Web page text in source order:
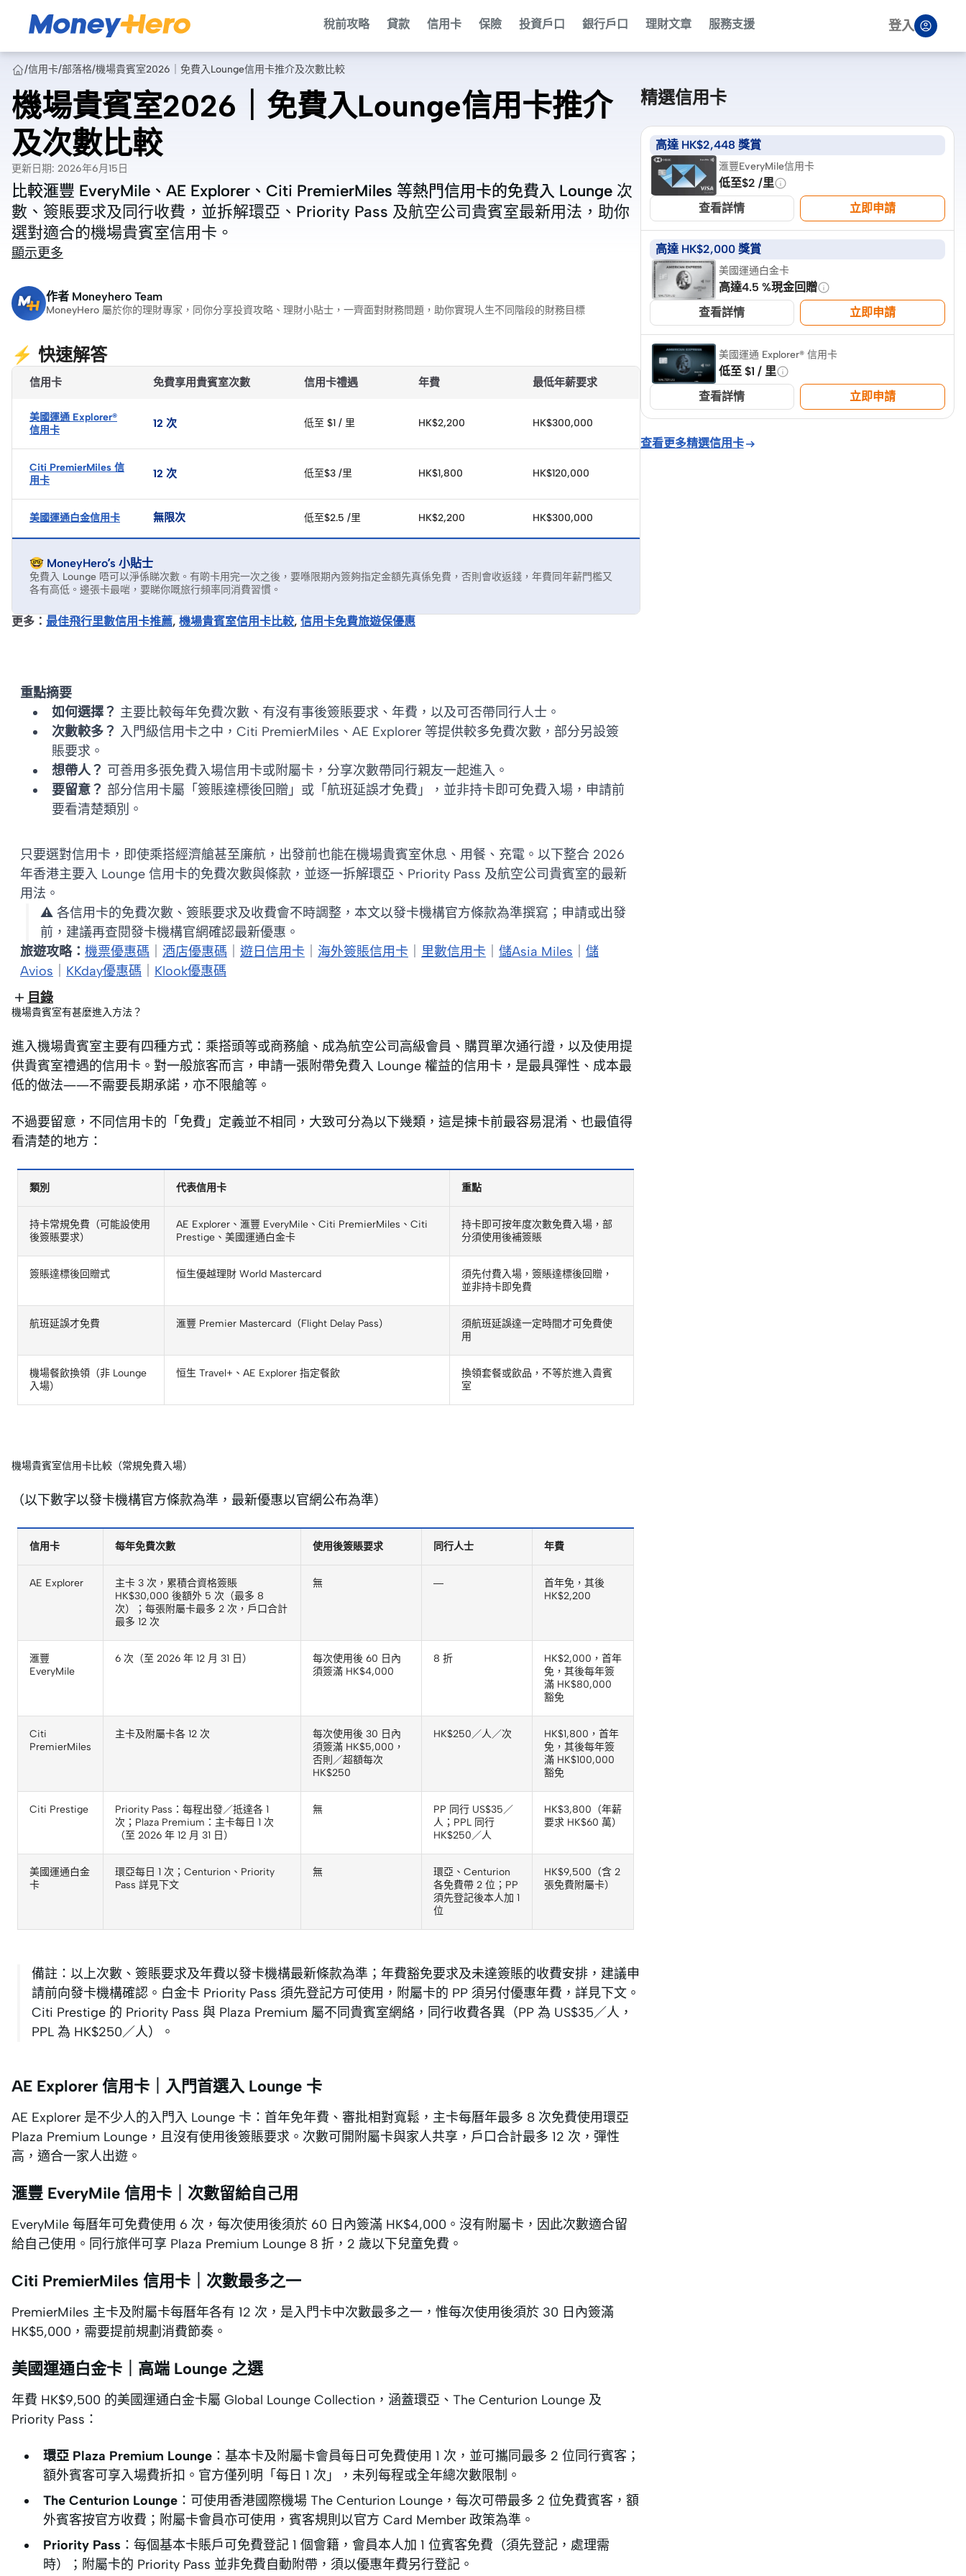
稅前攻略 貸款 信用卡 保險 投資戶口 銀行戶口 理財文章 服務支援 登入
/信用卡/部落格/機場貴賓室2026｜免費入Lounge信用卡推介及次數比較
機場貴賓室2026｜免費入Lounge信用卡推介
及次數比較
更新日期: 2026年6月15日
比較滙豐 EveryMile、AE Explorer、Citi PremierMiles 等熱門信用卡的免費入 Lounge 次
數、簽賬要求及同行收費，並拆解環亞、Priority Pass 及航空公司貴賓室最新用法，助你
選對適合的機場貴賓室信用卡。
比較滙豐 EveryMile、AE Explorer、Citi PremierMiles 等熱門信用卡的免費入 Lounge 次
數、簽賬要求及同行收費，並拆解環亞、Priority Pass 及航空公司貴賓室最新用法，助你
選對適合的機場貴賓室信用卡。
顯示更多
作者 Moneyhero Team
MoneyHero 屬於你的理財專家，同你分享投資攻略、理財小貼士，一齊面對財務問題，助你實現人生不同階段的財務目標
⚡ 快速解答
信用卡 免費享用貴賓室次數 信用卡禮遇 年費 最低年薪要求
美國運通 Explorer®
信用卡
12 次 低至 $1 / 里 HK$2,200 HK$300,000
Citi PremierMiles 信
用卡
12 次 低至$3 /里 HK$1,800 HK$120,000
美國運通白金信用卡 無限次 低至$2.5 /里 HK$2,200 HK$300,000
🤓 MoneyHero’s 小貼士
免費入 Lounge 唔可以淨係睇次數。有啲卡用完一次之後，要喺限期內簽夠指定金額先真係免費，否則會收返錢，年費同年薪門檻又
各有高低。邊張卡最啱，要睇你嘅旅行頻率同消費習慣。
更多： 最佳飛行里數信用卡推薦, 機場貴賓室信用卡比較, 信用卡免費旅遊保優惠
重點摘要
如何選擇？ 主要比較每年免費次數、有沒有事後簽賬要求、年費，以及可否帶同行人士。
次數較多？ 入門級信用卡之中，Citi PremierMiles、AE Explorer 等提供較多免費次數，部分另設簽
賬要求。
想帶人？ 可善用多張免費入場信用卡或附屬卡，分享次數帶同行親友一起進入。
要留意？ 部分信用卡屬「簽賬達標後回贈」或「航班延誤才免費」，並非持卡即可免費入場，申請前
要看清楚類別。
只要選對信用卡，即使乘搭經濟艙甚至廉航，出發前也能在機場貴賓室休息、用餐、充電。以下整合 2026
年香港主要入 Lounge 信用卡的免費次數與條款，並逐一拆解環亞、Priority Pass 及航空公司貴賓室的最新
用法。
⚠️ 各信用卡的免費次數、簽賬要求及收費會不時調整，本文以發卡機構官方條款為準撰寫；申請或出發
前，建議再查閱發卡機構官網確認最新優惠。
旅遊攻略： 機票優惠碼 酒店優惠碼 遊日信用卡 海外簽賬信用卡 里數信用卡 儲Asia Miles
儲
Avios
KKday優惠碼
Klook優惠碼
目錄
機場貴賓室有甚麼進入方法？
進入機場貴賓室主要有四種方式：乘搭頭等或商務艙、成為航空公司高級會員、購買單次通行證，以及使用提
供貴賓室禮遇的信用卡。對一般旅客而言，申請一張附帶免費入 Lounge 權益的信用卡，是最具彈性、成本最
低的做法——不需要長期承諾，亦不限艙等。
不過要留意，不同信用卡的「免費」定義並不相同，大致可分為以下幾類，這是揀卡前最容易混淆、也最值得
看清楚的地方：
類別 代表信用卡 重點
持卡常規免費（可能設使用
後簽賬要求）
AE Explorer、滙豐 EveryMile、Citi PremierMiles、Citi
Prestige、美國運通白金卡
持卡即可按年度次數免費入場，部
分須使用後補簽賬
簽賬達標後回贈式 恒生優越理財 World Mastercard
須先付費入場，簽賬達標後回贈，
並非持卡即免費
航班延誤才免費 滙豐 Premier Mastercard（Flight Delay Pass）
須航班延誤達一定時間才可免費使
用
機場餐飲換領（非 Lounge
入場）
恒生 Travel+、AE Explorer 指定餐飲
換領套餐或飲品，不等於進入貴賓
室
機場貴賓室信用卡比較（常規免費入場）
（以下數字以發卡機構官方條款為準，最新優惠以官網公布為準）
信用卡 每年免費次數 使用後簽賬要求 同行人士 年費
AE Explorer
主卡 3 次，累積合資格簽賬
HK$30,000 後額外 5 次（最多 8
次）；每張附屬卡最多 2 次，戶口合計
最多 12 次
無 —
首年免，其後
HK$2,200
滙豐
EveryMile
6 次（至 2026 年 12 月 31 日）
每次使用後 60 日內
須簽滿 HK$4,000
8 折
HK$2,000，首年
免，其後每年簽
滿 HK$80,000
豁免
Citi
PremierMiles
主卡及附屬卡各 12 次
每次使用後 30 日內
須簽滿 HK$5,000，
否則／超額每次
HK$250
HK$250／人／次
HK$1,800，首年
免，其後每年簽
滿 HK$100,000
豁免
Citi Prestige
Priority Pass：每程出發／抵達各 1
次；Plaza Premium：主卡每日 1 次
（至 2026 年 12 月 31 日）
無
PP 同行 US$35／
人；PPL 同行
HK$250／人
HK$3,800（年薪
要求 HK$60 萬）
美國運通白金
卡
環亞每日 1 次；Centurion、Priority
Pass 詳見下文
無
環亞、Centurion
各免費帶 2 位；PP
須先登記後本人加 1
位
HK$9,500（含 2
張免費附屬卡）
備註：以上次數、簽賬要求及年費以發卡機構最新條款為準；年費豁免要求及未達簽賬的收費安排，建議申
請前向發卡機構確認。白金卡 Priority Pass 須先登記方可使用，附屬卡的 PP 須另付優惠年費，詳見下文。
Citi Prestige 的 Priority Pass 與 Plaza Premium 屬不同貴賓室網絡，同行收費各異（PP 為 US$35／人，
PPL 為 HK$250／人）。
AE Explorer 信用卡｜入門首選入 Lounge 卡
AE Explorer 是不少人的入門入 Lounge 卡：首年免年費、審批相對寬鬆，主卡每曆年最多 8 次免費使用環亞
Plaza Premium Lounge，且沒有使用後簽賬要求。次數可開附屬卡與家人共享，戶口合計最多 12 次，彈性
高，適合一家人出遊。
滙豐 EveryMile 信用卡｜次數留給自己用
EveryMile 每曆年可免費使用 6 次，每次使用後須於 60 日內簽滿 HK$4,000。沒有附屬卡，因此次數適合留
給自己使用。同行旅伴可享 Plaza Premium Lounge 8 折，2 歲以下兒童免費。
Citi PremierMiles 信用卡｜次數最多之一
PremierMiles 主卡及附屬卡每曆年各有 12 次，是入門卡中次數最多之一，惟每次使用後須於 30 日內簽滿
HK$5,000，需要提前規劃消費節奏。
美國運通白金卡｜高端 Lounge 之選
年費 HK$9,500 的美國運通白金卡屬 Global Lounge Collection，涵蓋環亞、The Centurion Lounge 及
Priority Pass：
環亞 Plaza Premium Lounge ：基本卡及附屬卡會員每日可免費使用 1 次，並可攜同最多 2 位同行賓客；
額外賓客可享入場費折扣。官方僅列明「每日 1 次」，未列每程或全年總次數限制。
The Centurion Lounge ：可使用香港國際機場 The Centurion Lounge，每次可帶最多 2 位免費賓客，額
外賓客按官方收費；附屬卡會員亦可使用，賓客規則以官方 Card Member 政策為準。
Priority Pass ：每個基本卡賬戶可免費登記 1 個會籍，會員本人加 1 位賓客免費（須先登記，處理需
時）；附屬卡的 Priority Pass 並非免費自動附帶，須以優惠年費另行登記。
精選信用卡
高達 HK$2,448 獎賞
滙豐EveryMile信用卡
低至$2 /里
查看詳情
立即申請
高達 HK$2,000 獎賞
美國運通白金卡
高達4.5 %現金回贈
查看詳情
立即申請
美國運通 Explorer® 信用卡
低至 $1 / 里
查看詳情
立即申請
查看更多精選信用卡